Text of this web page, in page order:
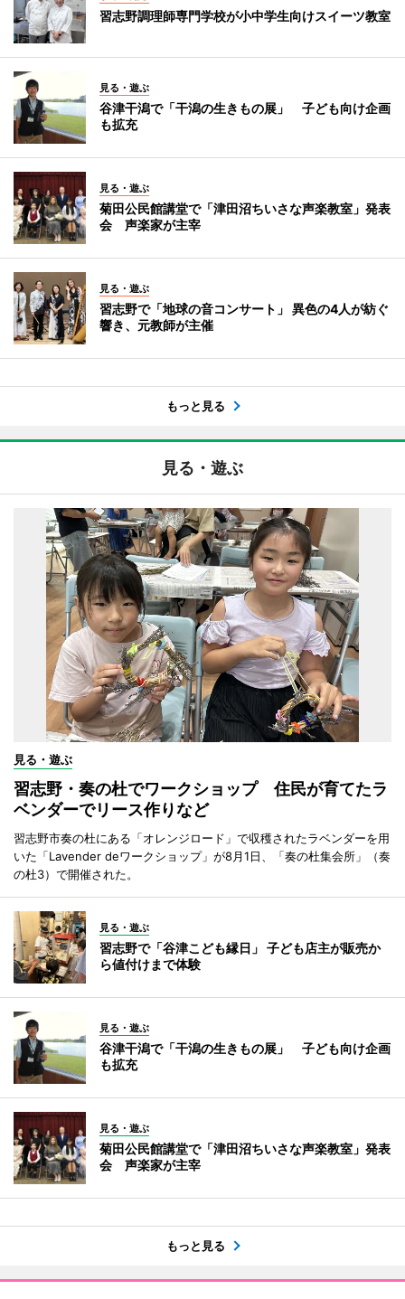
習志野調理師専門学校が小中学生向けスイーツ教室
見る・遊ぶ
谷津干潟で「干潟の生きもの展」 子ども向け企画
も拡充
見る・遊ぶ
菊田公民館講堂で「津田沼ちいさな声楽教室」発表
会 声楽家が主宰
見る・遊ぶ
習志野で「地球の音コンサート」 異色の4人が紡ぐ
響き、元教師が主催
もっと見る
見る・遊ぶ
見る・遊ぶ
習志野・奏の杜でワークショップ 住民が育てたラ
ベンダーでリース作りなど
習志野市奏の杜にある「オレンジロード」で収穫されたラベンダーを用
いた「Lavender deワークショップ」が8月1日、「奏の杜集会所」（奏
の杜3）で開催された。
見る・遊ぶ
習志野で「谷津こども縁日」 子ども店主が販売か
ら値付けまで体験
見る・遊ぶ
谷津干潟で「干潟の生きもの展」 子ども向け企画
も拡充
見る・遊ぶ
菊田公民館講堂で「津田沼ちいさな声楽教室」発表
会 声楽家が主宰
もっと見る